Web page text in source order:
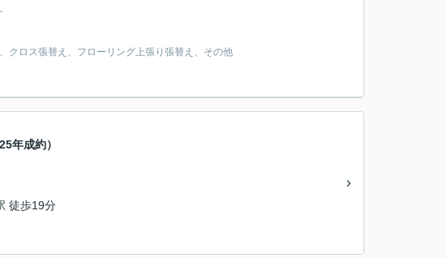
クロス張替え、フローリング上張り張替え、その他
年成約）
徒歩19分